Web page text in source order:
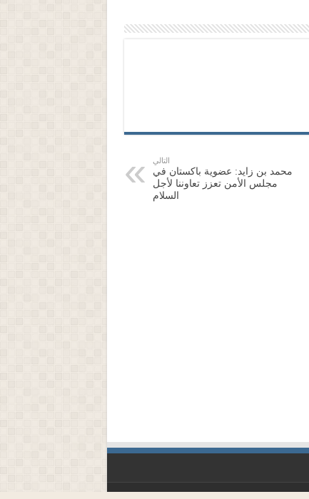
التالي
محمد بن زايد: عضوية باكستان في
مجلس الأمن تعزز تعاوننا لأجل
السلام